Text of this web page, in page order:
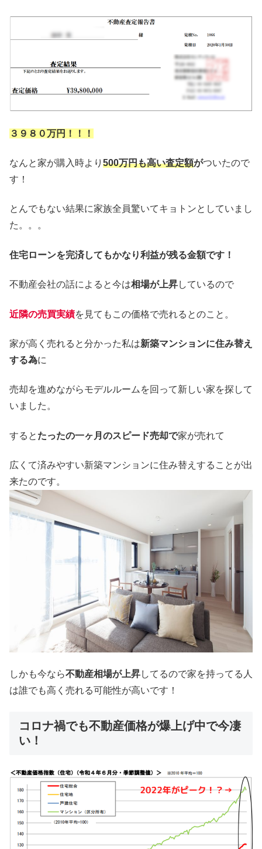
３９８０万円！！！
なんと家が購入時より 500万円も高い査定額がついたので
す！
とんでもない結果に家族全員驚いてキョトンとしていまし
た。。。
住宅ローンを完済してもかなり利益が残る金額です！
不動産会社の話によると今は相場が上昇しているので
近隣の売買実績を見てもこの価格で売れるとのこと。
家が高く売れると分かった私は新築マンションに住み替え
する為に
売却を進めながらモデルルームを回って新しい家を探して
いました。
すると たったの一ヶ月のスピード売却で家が売れて
広くて済みやすい新築マンションに住み替えすることが出
来たのです。
しかも今なら不動産相場が上昇してるので家を持ってる人
は誰でも高く売れる可能性が高いです！
コロナ禍でも不動産価格が爆上げ中で今凄
い！